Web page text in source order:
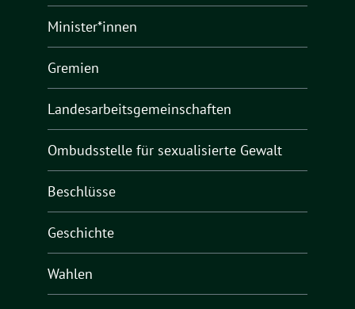
Minister*innen
Gremien
Landesarbeitsgemeinschaften
Ombudsstelle für sexualisierte Gewalt
Beschlüsse
Geschichte
Wahlen